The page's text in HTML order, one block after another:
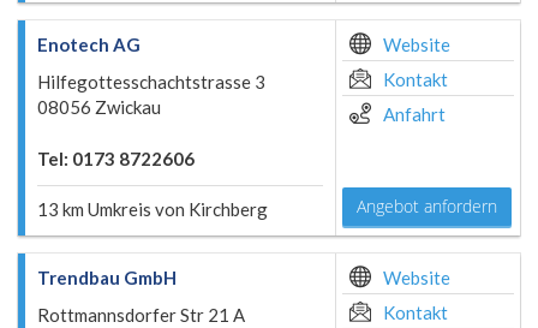
Enotech AG
Hilfegottesschachtstrasse 3
08056 Zwickau
Tel: 0173 8722606
13 km Umkreis von Kirchberg
Website
Kontakt
Anfahrt
Angebot anfordern
Trendbau GmbH
Rottmannsdorfer Str 21 A
Website
Kontakt